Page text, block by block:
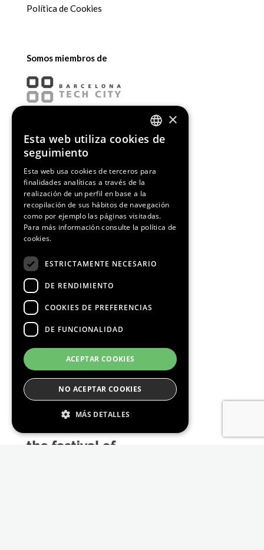
Política de Cookies
Somos miembros de
Media Partners
ENGLISH
×
Esta web utiliza cookies de
seguimiento
Esta web usa cookies de terceros para
finalidades analíticas a través de la
realización de un perfil en base a la
recopilación de sus hábitos de navegación
como por ejemplo las páginas visitadas.
Para más información consulte la política de
cookies.
ESTRICTAMENTE NECESARIO
DE RENDIMIENTO
COOKIES DE PREFERENCIAS
DE FUNCIONALIDAD
ACEPTAR COOKIES
NO ACEPTAR COOKIES
MÁS DETALLES